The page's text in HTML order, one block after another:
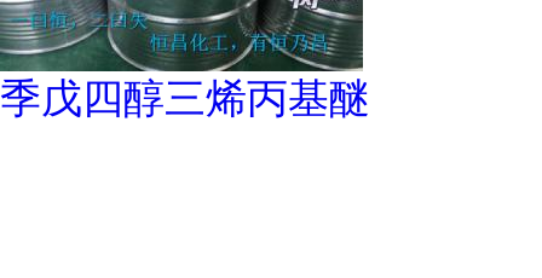
季戊四醇三烯丙基醚